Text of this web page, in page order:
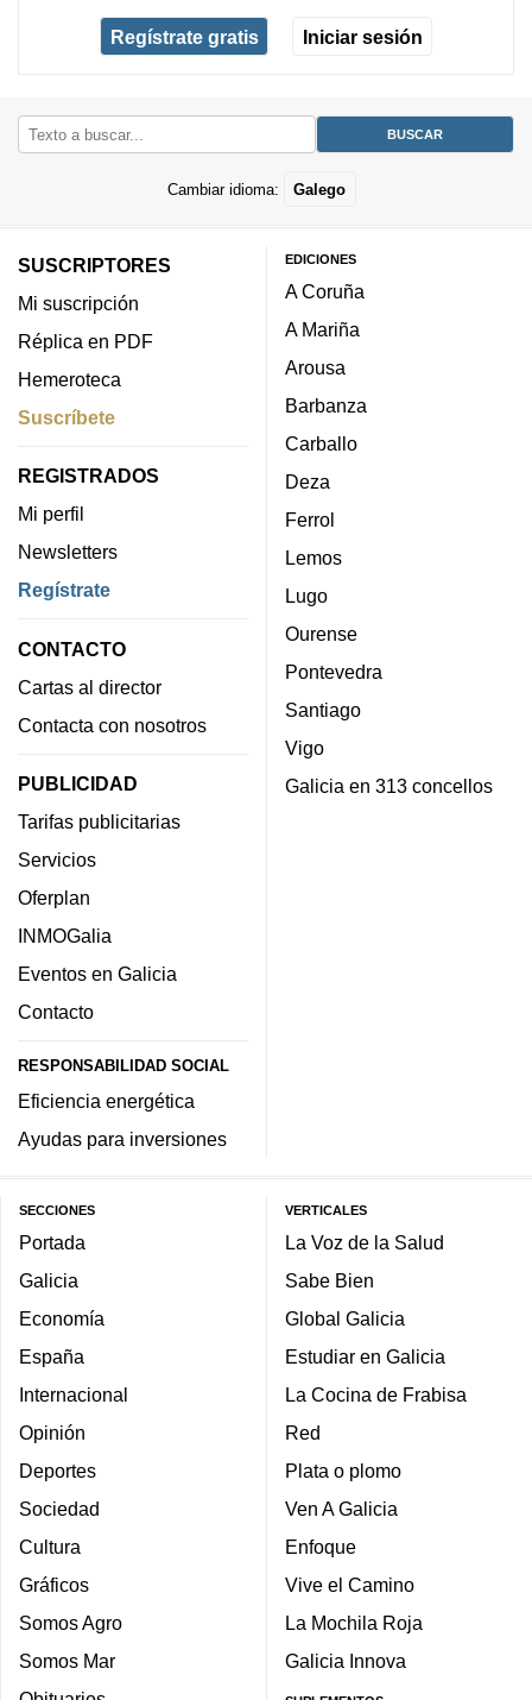
Regístrate gratis Iniciar sesión
Cambiar idioma: Galego
SUSCRIPTORES
Mi suscripción
Réplica en PDF
Hemeroteca
Suscríbete
REGISTRADOS
Mi perfil
Newsletters
Regístrate
CONTACTO
Cartas al director
Contacta con nosotros
PUBLICIDAD
Tarifas publicitarias
Servicios
Oferplan
INMOGalia
Eventos en Galicia
Contacto
RESPONSABILIDAD SOCIAL
Eficiencia energética
Ayudas para inversiones
EDICIONES
A Coruña
A Mariña
Arousa
Barbanza
Carballo
Deza
Ferrol
Lemos
Lugo
Ourense
Pontevedra
Santiago
Vigo
Galicia en 313 concellos
SECCIONES
Portada
Galicia
Economía
España
Internacional
Opinión
Deportes
Sociedad
Cultura
Gráficos
Somos Agro
Somos Mar
VERTICALES
La Voz de la Salud
Sabe Bien
Global Galicia
Estudiar en Galicia
La Cocina de Frabisa
Red
Plata o plomo
Ven A Galicia
Enfoque
Vive el Camino
La Mochila Roja
Galicia Innova